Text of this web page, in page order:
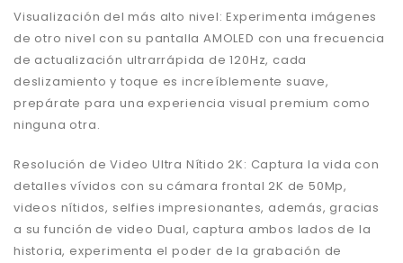
Visualización del más alto nivel: Experimenta imágenes
de otro nivel con su pantalla AMOLED con una frecuencia
de actualización ultrarrápida de 120Hz, cada
deslizamiento y toque es increíblemente suave,
prepárate para una experiencia visual premium como
ninguna otra.
Resolución de Video Ultra Nítido 2K: Captura la vida con
detalles vívidos con su cámara frontal 2K de 50Mp,
videos nítidos, selfies impresionantes, además, gracias
a su función de video Dual, captura ambos lados de la
historia, experimenta el poder de la grabación de